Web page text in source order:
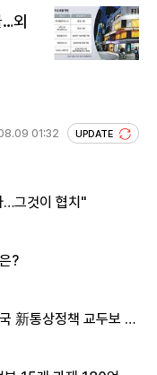
외
01:32 UPDATE
…그것이 협치"
?
新통상정책 교두보 활